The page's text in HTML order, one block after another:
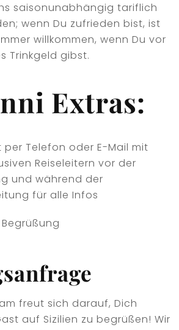
saisonunabhängig tariflich
wenn Du zufrieden bist, ist
willkommen, wenn Du vor
Trinkgeld gibst.
Extras:
per Telefon oder E-Mail mit
Reiseleitern vor der
und während der
für alle Infos
freut sich darauf, Dich
auf Sizilien zu begrüßen! Wir